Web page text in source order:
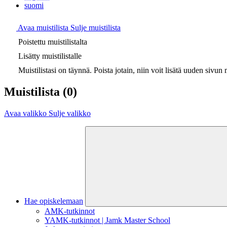
suomi
Avaa muistilista Sulje muistilista
Poistettu muistilistalta
Lisätty muistilistalle
Muistilistasi on täynnä. Poista jotain, niin voit lisätä uuden sivun
Muistilista (0)
Avaa valikko Sulje valikko
Hae opiskelemaan
AMK-tutkinnot
YAMK-tutkinnot | Jamk Master School